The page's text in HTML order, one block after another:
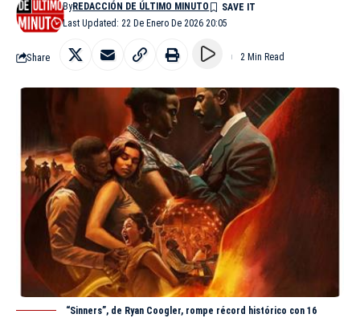
Last Updated: 22 De Enero De 2026 20:05
ByREDACCIÓN DE ÚLTIMO MINUTO
Share 2 Min Read
“Sinners”, de Ryan Coogler, rompe récord histórico con 16